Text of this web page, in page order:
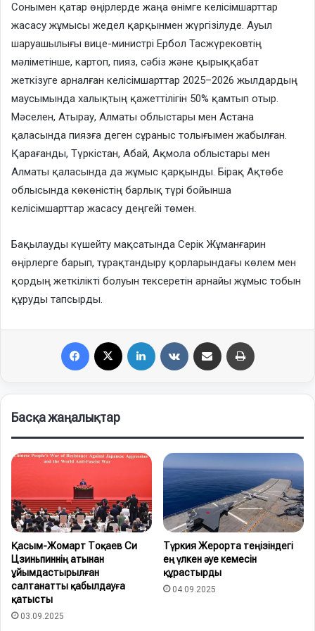
Сонымен қатар өңірлерде жаңа өнімге келісімшарттар
жасасу жұмысы жедел қарқынмен жүргізілуде. Ауыл
шаруашылығы вице-министрі Ербол Тасжүрековтің
мәліметінше, картоп, пияз, сәбіз және қырыққабат
жеткізуге арналған келісімшарттар 2025–2026 жылдардың
маусымында халықтың қажеттілігін 50% қамтып отыр.
Мәселен, Атырау, Алматы облыстары мен Астана
қаласында пиязға деген сұраныс толығымен жабылған.
Қарағанды, Түркістан, Абай, Ақмола облыстары мен
Алматы қаласында да жұмыс қарқынды. Бірақ Ақтөбе
облысында көкөністің барлық түрі бойынша
келісімшарттар жасасу деңгейі төмен.
Бақылауды күшейту мақсатында Серік Жұманғарин
өңірлерге барып, тұрақтандыру қорларындағы көлем мен
қордың жеткілікті болуын тексеретін арнайы жұмыс тобын
құруды тапсырды.
Басқа жаңалықтар
Қасым-Жомарт Тоқаев Си
Цзиньпиннің атынан
ұйымдастырылған
салтанатты қабылдауға
қатысты
03.09.2025
Түркия Жерорта теңізіндегі
ең үлкен әуе кемесін
құрастырды
04.09.2025